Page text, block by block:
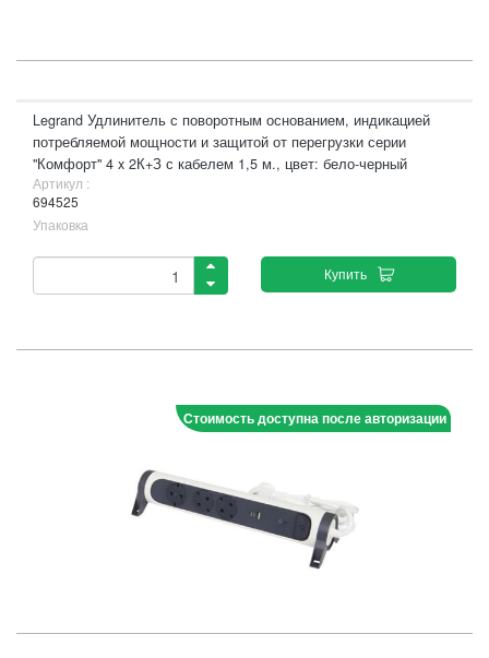
Legrand Удлинитель с поворотным основанием, индикацией
потребляемой мощности и защитой от перегрузки серии
"Комфорт" 4 x 2К+З с кабелем 1,5 м., цвет: бело-черный
Артикул :
694525
Упаковка
Купить
Стоимость доступна после авторизации